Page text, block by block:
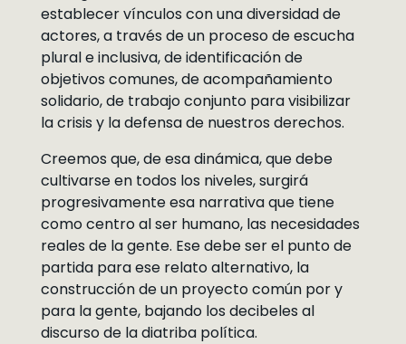
establecer vínculos con una diversidad de
actores, a través de un proceso de escucha
plural e inclusiva, de identificación de
objetivos comunes, de acompañamiento
solidario, de trabajo conjunto para visibilizar
la crisis y la defensa de nuestros derechos.
Creemos que, de esa dinámica, que debe
cultivarse en todos los niveles, surgirá
progresivamente esa narrativa que tiene
como centro al ser humano, las necesidades
reales de la gente. Ese debe ser el punto de
partida para ese relato alternativo, la
construcción de un proyecto común por y
para la gente, bajando los decibeles al
discurso de la diatriba política.